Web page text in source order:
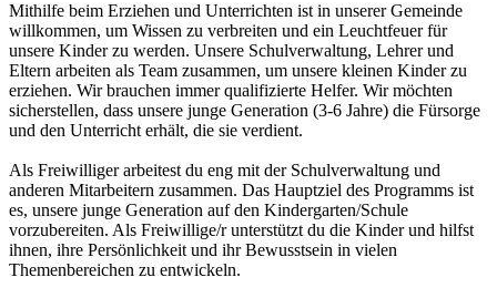
Mithilfe beim Erziehen und Unterrichten ist in unserer Gemeinde
willkommen, um Wissen zu verbreiten und ein Leuchtfeuer für
unsere Kinder zu werden. Unsere Schulverwaltung, Lehrer und
Eltern arbeiten als Team zusammen, um unsere kleinen Kinder zu
erziehen. Wir brauchen immer qualifizierte Helfer. Wir möchten
sicherstellen, dass unsere junge Generation (3-6 Jahre) die Fürsorge
und den Unterricht erhält, die sie verdient.
Als Freiwilliger arbeitest du eng mit der Schulverwaltung und
anderen Mitarbeitern zusammen. Das Hauptziel des Programms ist
es, unsere junge Generation auf den Kindergarten/Schule
vorzubereiten. Als Freiwillige/r unterstützt du die Kinder und hilfst
ihnen, ihre Persönlichkeit und ihr Bewusstsein in vielen
Themenbereichen zu entwickeln.